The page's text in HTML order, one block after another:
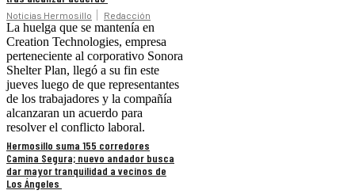
Noticias Hermosillo Redacción
La huelga que se mantenía en
Creation Technologies, empresa
perteneciente al corporativo Sonora
Shelter Plan, llegó a su fin este
jueves luego de que representantes
de los trabajadores y la compañía
alcanzaran un acuerdo para
resolver el conflicto laboral.
Hermosillo suma 155 corredores
Camina Segura; nuevo andador busca
dar mayor tranquilidad a vecinos de
Los Ángeles